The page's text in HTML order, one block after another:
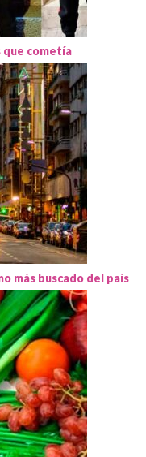
que cometía
más buscado del país